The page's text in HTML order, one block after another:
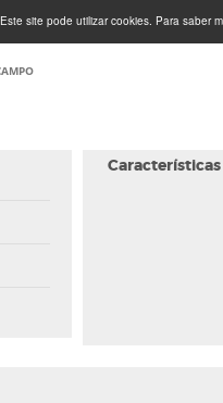
site pode utilizar cookies. Para saber
Características